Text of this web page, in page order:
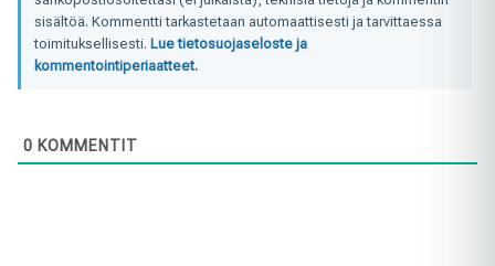
sisältöä. Kommentti tarkastetaan automaattisesti ja tarvittaessa
toimituksellisesti. Lue tietosuojaseloste ja
kommentointiperiaatteet.
0 KOMMENTIT